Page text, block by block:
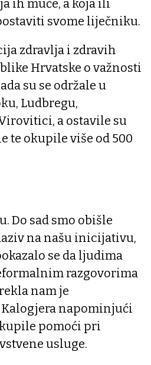
ih muče, a koja ili
svome liječniku.
zdravlja i zdravih
Hrvatske o važnosti
su se održale u
Ludbregu,
a ostavile su
te okupile više od 500
Do sad smo obišle
na našu inicijativu,
se da ljudima
razgovorima
nam je
napominjući
pomoći pri
usluge.